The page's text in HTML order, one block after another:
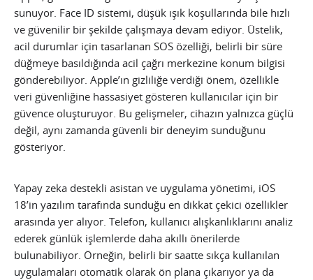
sunuyor. Face ID sistemi, düşük ışık koşullarında bile hızlı
ve güvenilir bir şekilde çalışmaya devam ediyor. Üstelik,
acil durumlar için tasarlanan SOS özelliği, belirli bir süre
düğmeye basıldığında acil çağrı merkezine konum bilgisi
gönderebiliyor. Apple’ın gizliliğe verdiği önem, özellikle
veri güvenliğine hassasiyet gösteren kullanıcılar için bir
güvence oluşturuyor. Bu gelişmeler, cihazın yalnızca güçlü
değil, aynı zamanda güvenli bir deneyim sunduğunu
gösteriyor.
Yapay zeka destekli asistan ve uygulama yönetimi, iOS
18’in yazılım tarafında sunduğu en dikkat çekici özellikler
arasında yer alıyor. Telefon, kullanıcı alışkanlıklarını analiz
ederek günlük işlemlerde daha akıllı önerilerde
bulunabiliyor. Örneğin, belirli bir saatte sıkça kullanılan
uygulamaları otomatik olarak ön plana çıkarıyor ya da